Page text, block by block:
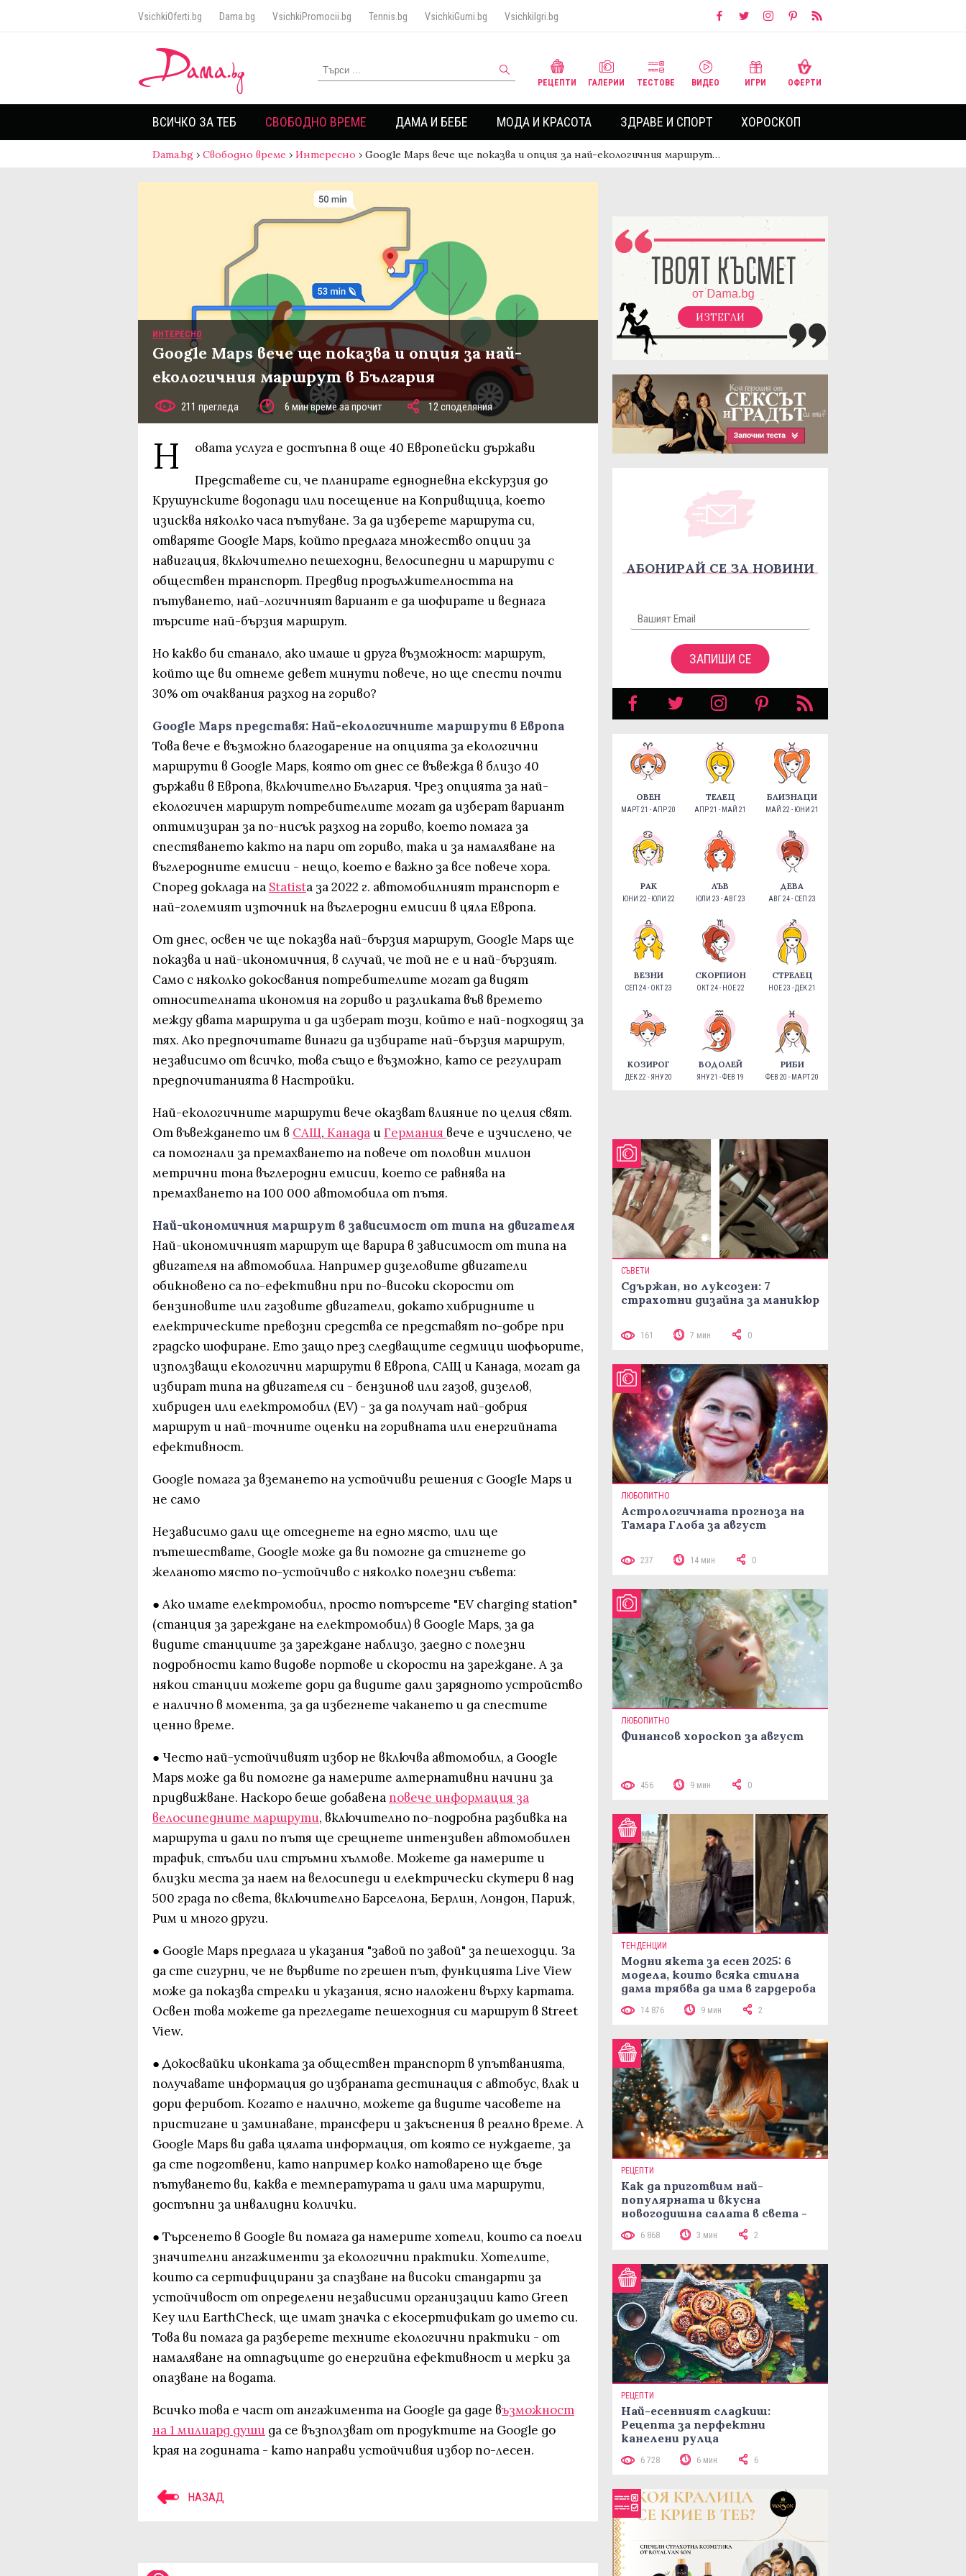
VsichkiOferti.bg Dama.bg VsichkiPromocii.bg Tennis.bg VsichkiGumi.bg VsichkiIgri.bg
РЕЦЕПТИ ГАЛЕРИИ ТЕСТОВЕ ВИДЕО ИГРИ ОФЕРТИ
ВСИЧКО ЗА ТЕБ СВОБОДНО ВРЕМЕ ДАМА И БЕБЕ МОДА И КРАСОТА ЗДРАВЕ И СПОРТ ХОРОСКОП
Dama.bg › Свободно време › Интересно › Google Maps вече ще показва и опция за най-екологичния маршрут…
ИНТЕРЕСНО
Google Maps вече ще показва и опция за най-
екологичния маршрут в България
211 прегледа 6 мин време за прочит 12 споделяния
Н овата услуга е достъпна в още 40 Европейски държави
Представете си, че планирате еднодневна екскурзия до
Крушунските водопади или посещение на Копривщица, което
изисква няколко часа пътуване. За да изберете маршрута си,
отваряте Google Maps, който предлага множество опции за
навигация, включително пешеходни, велосипедни и маршрути с
обществен транспорт. Предвид продължителността на
пътуването, най-логичният вариант е да шофирате и веднага
търсите най-бързия маршрут.
Но какво би станало, ако имаше и друга възможност: маршрут,
който ще ви отнеме девет минути повече, но ще спести почти
30% от очаквания разход на гориво?
Google Maps представя: Най-екологичните маршрути в Европа
Това вече е възможно благодарение на опцията за екологични
маршрути в Google Maps, която от днес се въвежда в близо 40
държави в Европа, включително България. Чрез опцията за най-
екологичен маршрут потребителите могат да изберат вариант
оптимизиран за по-нисък разход на гориво, което помага за
спестяването както на пари от гориво, така и за намаляване на
въглеродните емисии - нещо, което е важно за все повече хора.
Според доклада на Statista за 2022 г. автомобилният транспорт е
най-големият източник на въглеродни емисии в цяла Европа.
От днес, освен че ще показва най-бързия маршрут, Google Maps ще
показва и най-икономичния, в случай, че той не е и най-бързият.
Само с няколко докосвания потребителите могат да видят
относителната икономия на гориво и разликата във времето
между двата маршрута и да изберат този, който е най-подходящ за
тях. Ако предпочитате винаги да избирате най-бързия маршрут,
независимо от всичко, това също е възможно, като се регулират
предпочитанията в Настройки.
Най-екологичните маршрути вече оказват влияние по целия свят.
От въвеждането им в САЩ, Канада иГермания вече е изчислено, че
са помогнали за премахването на повече от половин милион
метрични тона въглеродни емисии, което се равнява на
премахването на 100 000 автомобила от пътя.
Най-икономичния маршрут в зависимост от типа на двигателя
Най-икономичният маршрут ще варира в зависимост от типа на
двигателя на автомобила. Например дизеловите двигатели
обикновено са по-ефективни при по-високи скорости от
бензиновите или газовите двигатели, докато хибридните и
електрическите превозни средства се представят по-добре при
градско шофиране. Ето защо през следващите седмици шофьорите,
използващи екологични маршрути в Европа, САЩ и Канада, могат да
избират типа на двигателя си - бензинов или газов, дизелов,
хибриден или електромобил (EV) - за да получат най-добрия
маршрут и най-точните оценки на горивната или енергийната
ефективност.
Google помага за вземането на устойчиви решения с Google Maps и
не само
Независимо дали ще отседнете на едно място, или ще
пътешествате, Google може да ви помогне да стигнете до
желаното място по-устойчиво с няколко полезни съвета:
● Ако имате електромобил, просто потърсете "EV charging station"
(станция за зареждане на електромобил) в Google Maps, за да
видите станциите за зареждане наблизо, заедно с полезни
подробности като видове портове и скорости на зареждане. А за
някои станции можете дори да видите дали зарядното устройство
е налично в момента, за да избегнете чакането и да спестите
ценно време.
● Често най-устойчивият избор не включва автомобил, а Google
Maps може да ви помогне да намерите алтернативни начини за
придвижване. Наскоро беше добавена повече информация за
велосипедните маршрути, включително по-подробна разбивка на
маршрута и дали по пътя ще срещнете интензивен автомобилен
трафик, стълби или стръмни хълмове. Можете да намерите и
близки места за наем на велосипеди и електрически скутери в над
500 града по света, включително Барселона, Берлин, Лондон, Париж,
Рим и много други.
● Google Maps предлага и указания "завой по завой" за пешеходци. За
да сте сигурни, че не вървите по грешен път, функцията Live View
може да показва стрелки и указания, ясно наложени върху картата.
Освен това можете да прегледате пешеходния си маршрут в Street
View.
● Докосвайки иконката за обществен транспорт в упътванията,
получавате информация до избраната дестинация с автобус, влак и
дори ферибот. Когато е налично, можете да видите часовете на
пристигане и заминаване, трансфери и закъснения в реално време. А
Google Maps ви дава цялата информация, от която се нуждаете, за
да сте подготвени, като например колко натоварено ще бъде
пътуването ви, каква е температурата и дали има маршрути,
достъпни за инвалидни колички.
● Търсенето в Google ви помага да намерите хотели, които са поели
значителни ангажименти за екологични практики. Хотелите,
които са сертифицирани за спазване на високи стандарти за
устойчивост от определени независими организации като Green
Key или EarthCheck, ще имат значка с екосертификат до името си.
Това ви помага да разберете техните екологични практики - от
намаляване на отпадъците до енергийна ефективност и мерки за
опазване на водата.
Всичко това е част от ангажимента на Google да даде възможност
на 1 милиард души да се възползват от продуктите на Google до
края на годината - като направи устойчивия избор по-лесен.
НАЗАД
ИЗТЕГЛИ
АБОНИРАЙ СЕ ЗА НОВИНИ
ЗАПИШИ СЕ
ОВЕН
МАРТ 21 - АПР 20
ТЕЛЕЦ
АПР 21 - МАЙ 21
БЛИЗНАЦИ
МАЙ 22 - ЮНИ 21
РАК
ЮНИ 22 - ЮЛИ 22
ЛЪВ
ЮЛИ 23 - АВГ 23
ДЕВА
АВГ 24 - СЕП 23
ВЕЗНИ
СЕП 24 - ОКТ 23
СКОРПИОН
ОКТ 24 - НОЕ 22
СТРЕЛЕЦ
НОЕ 23 - ДЕК 21
КОЗИРОГ
ДЕК 22 - ЯНУ 20
ВОДОЛЕЙ
ЯНУ 21 - ФЕВ 19
РИБИ
ФЕВ 20 - МАРТ 20
СЪВЕТИ
Сдържан, но луксозен: 7
страхотни дизайна за маникюр
161 7 мин 0
ЛЮБОПИТНО
Астрологичната прогноза на
Тамара Глоба за август
237 14 мин 0
ЛЮБОПИТНО
Финансов хороскоп за август
456 9 мин 0
ТЕНДЕНЦИИ
Модни якета за есен 2025: 6
модела, които всяка стилна
дама трябва да има в гардероба
14 876 9 мин 2
РЕЦЕПТИ
Как да приготвим най-
популярната и вкусна
новогодишна салата в света -
рецепта Мимоза
6 868 3 мин 2
РЕЦЕПТИ
Най-есенният сладкиш:
Рецепта за перфектни
канелени рулца
6 728 6 мин 6